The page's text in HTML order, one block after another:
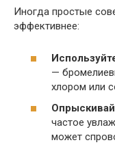
Иногда простые
эффективнее:
—
хлором или
частое
может